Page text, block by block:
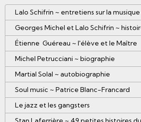
Lalo Schifrin ~ entretiens sur la
Georges Michel et Lalo Schifrin ~
Étienne Guéreau ~ l'élève et le Maître
Michel Petrucciani ~ biographie
Martial Solal ~ autobiographie
Soul music ~ Patrice Blanc-Francard
Le jazz et les gangsters